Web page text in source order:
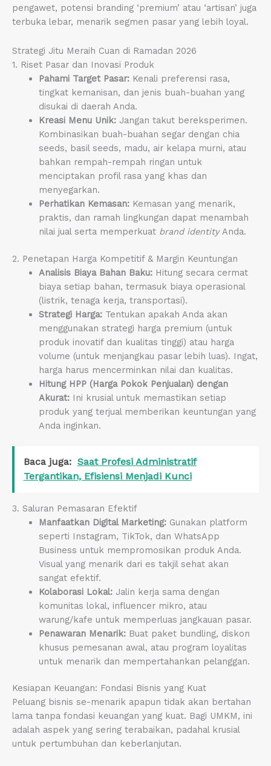
pengawet, potensi branding ‘premium’ atau ‘artisan’ juga
terbuka lebar, menarik segmen pasar yang lebih loyal.
Strategi Jitu Meraih Cuan di Ramadan 2026
1. Riset Pasar dan Inovasi Produk
Pahami Target Pasar:Kenali preferensi rasa,
tingkat kemanisan, dan jenis buah-buahan yang
disukai di daerah Anda.
Kreasi Menu Unik:Jangan takut bereksperimen.
Kombinasikan buah-buahan segar dengan chia
seeds, basil seeds, madu, air kelapa murni, atau
bahkan rempah-rempah ringan untuk
menciptakan profil rasa yang khas dan
menyegarkan.
Perhatikan Kemasan:Kemasan yang menarik,
praktis, dan ramah lingkungan dapat menambah
nilai jual serta memperkuat brand identityAnda.
2. Penetapan Harga Kompetitif & Margin Keuntungan
Analisis Biaya Bahan Baku:Hitung secara cermat
biaya setiap bahan, termasuk biaya operasional
(listrik, tenaga kerja, transportasi).
Strategi Harga:Tentukan apakah Anda akan
menggunakan strategi harga premium (untuk
produk inovatif dan kualitas tinggi) atau harga
volume (untuk menjangkau pasar lebih luas). Ingat,
harga harus mencerminkan nilai dan kualitas.
Hitung HPP (Harga Pokok Penjualan) dengan
Akurat:Ini krusial untuk memastikan setiap
produk yang terjual memberikan keuntungan yang
Anda inginkan.
Baca juga: Saat Profesi Administratif
Tergantikan, Efisiensi Menjadi Kunci
3. Saluran Pemasaran Efektif
Manfaatkan Digital Marketing:Gunakan platform
seperti Instagram, TikTok, dan WhatsApp
Business untuk mempromosikan produk Anda.
Visual yang menarik dari es takjil sehat akan
sangat efektif.
Kolaborasi Lokal:Jalin kerja sama dengan
komunitas lokal, influencer mikro, atau
warung/kafe untuk memperluas jangkauan pasar.
Penawaran Menarik:Buat paket bundling, diskon
khusus pemesanan awal, atau program loyalitas
untuk menarik dan mempertahankan pelanggan.
Kesiapan Keuangan: Fondasi Bisnis yang Kuat
Peluang bisnis se-menarik apapun tidak akan bertahan
lama tanpa fondasi keuangan yang kuat. Bagi UMKM, ini
adalah aspek yang sering terabaikan, padahal krusial
untuk pertumbuhan dan keberlanjutan.